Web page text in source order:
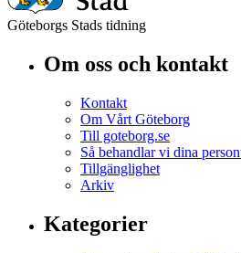
Göteborgs Stads tidning
Om oss och kontakt
Kontakt
Om Vårt Göteborg
Till goteborg.se
Så behandlar vi dina
Tillgänglighet
Arkiv
Kategorier